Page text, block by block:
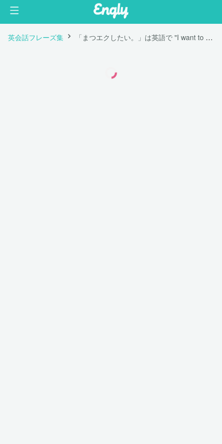
英会話フレーズ集 「まつエクしたい。」は英語で "I want to get eyelash extensions."